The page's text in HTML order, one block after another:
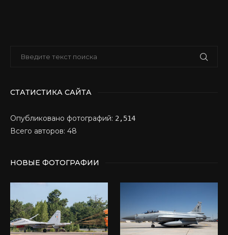
СТАТИСТИКА САЙТА
Опубликовано фотографий: 2,514
Всего авторов: 48
НОВЫЕ ФОТОГРАФИИ